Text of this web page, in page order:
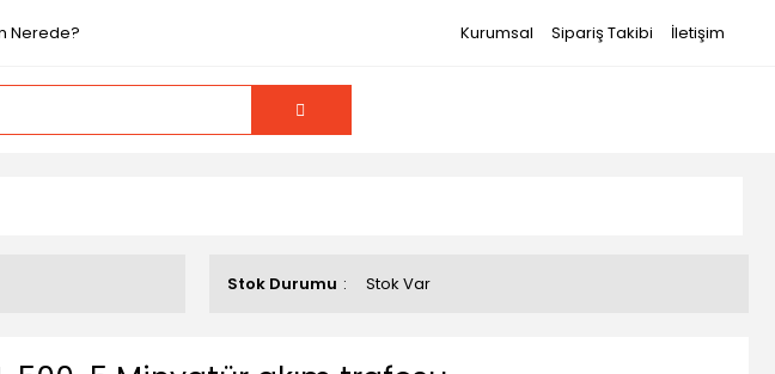
Nerede? Kurumsal Sipariş Takibi İletişim
Stok Durumu Stok Var